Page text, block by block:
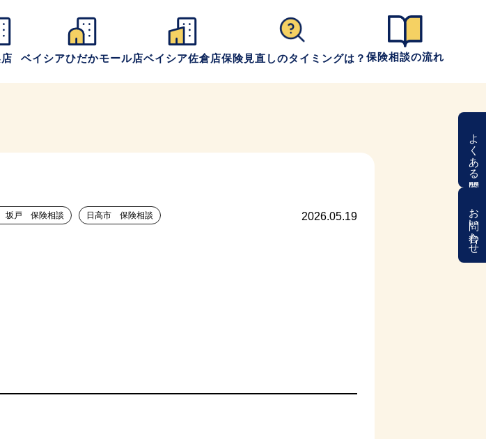
ベイシアひだかモール店ベイシア佐倉店保険見直しのタイミングは？ 保険相談の流れ
よくある質問
お問い合わせ
2026.05.19
戸 保険相談 日高市 保険相談